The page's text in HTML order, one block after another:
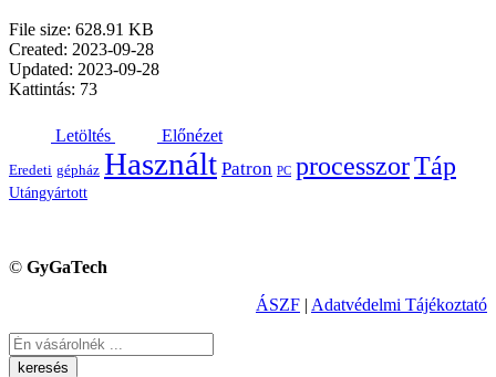
File size: 628.91 KB
Created: 2023-09-28
Updated: 2023-09-28
Kattintás: 73
Letöltés Előnézet
Eredeti gépház Használt Patron PC processzorTáp
Utángyártott
© GyGaTech
ÁSZF | Adatvédelmi Tájékoztató
Keresés